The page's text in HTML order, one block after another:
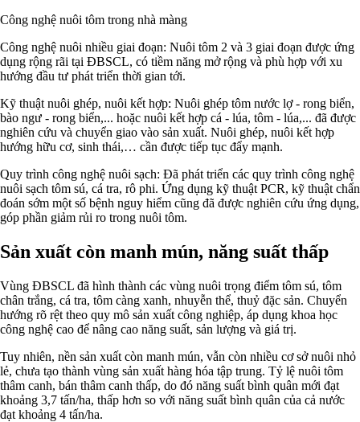
Công nghệ nuôi tôm trong nhà màng
Công nghệ nuôi nhiều giai đoạn: Nuôi tôm 2 và 3 giai đoạn được ứng
dụng rộng rãi tại ĐBSCL, có tiềm năng mở rộng và phù hợp với xu
hướng đầu tư phát triển thời gian tới.
Kỹ thuật nuôi ghép, nuôi kết hợp: Nuôi ghép tôm nước lợ - rong biển,
bào ngư - rong biển,... hoặc nuôi kết hợp cá - lúa, tôm - lúa,... đã được
nghiên cứu và chuyển giao vào sản xuất. Nuôi ghép, nuôi kết hợp
hướng hữu cơ, sinh thái,… cần được tiếp tục đẩy mạnh.
Quy trình công nghệ nuôi sạch: Đã phát triển các quy trình công nghệ
nuôi sạch tôm sú, cá tra, rô phi. Ứng dụng kỹ thuật PCR, kỹ thuật chẩn
đoán sớm một số bệnh nguy hiểm cũng đã được nghiên cứu ứng dụng,
góp phần giảm rủi ro trong nuôi tôm.
Sản xuất còn manh mún, năng suất thấp
Vùng ĐBSCL đã hình thành các vùng nuôi trọng điểm tôm sú, tôm
chân trắng, cá tra, tôm càng xanh, nhuyễn thể, thuỷ đặc sản. Chuyển
hướng rõ rệt theo quy mô sản xuất công nghiệp, áp dụng khoa học
công nghệ cao để nâng cao năng suất, sản lượng và giá trị.
Tuy nhiên, nền sản xuất còn manh mún, vẫn còn nhiều cơ sở nuôi nhỏ
lẻ, chưa tạo thành vùng sản xuất hàng hóa tập trung. Tỷ lệ nuôi tôm
thâm canh, bán thâm canh thấp, do đó năng suất bình quân mới đạt
khoảng 3,7 tấn/ha, thấp hơn so với năng suất bình quân của cả nước
đạt khoảng 4 tấn/ha.